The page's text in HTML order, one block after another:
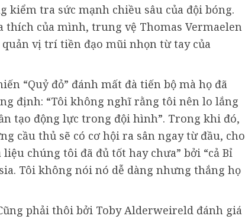
kiểm tra sức mạnh chiều sâu của đội bóng.
thích của mình, trung vệ Thomas Vermaelen
vị trí tiền đạo mũi nhọn từ tay của
“Quỷ đỏ” đánh mất đà tiến bộ mà họ đã
định: “Tôi không nghĩ rằng tôi nên lo lắng
tạo động lực trong đội hình”. Trong khi đó,
cầu thủ sẽ có cơ hội ra sân ngay từ đầu, cho
chúng tôi đã đủ tốt hay chưa” bởi “cả Bỉ
Tôi không nói nó dễ dàng nhưng thắng họ
phải thôi bởi Toby Alderweireld đánh giá